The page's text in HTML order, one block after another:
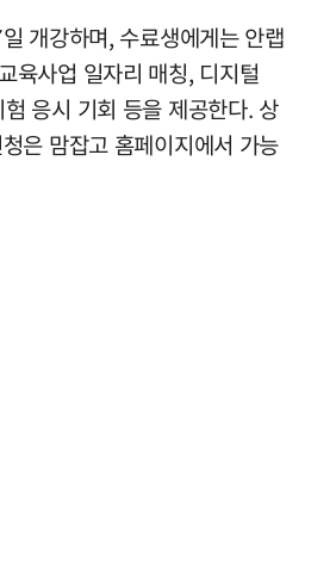
개강하며, 수료생에게는 안랩
육사업 일자리 매칭, 디지털
응시 기회 등을 제공한다. 상
은 맘잡고 홈페이지에서 가능